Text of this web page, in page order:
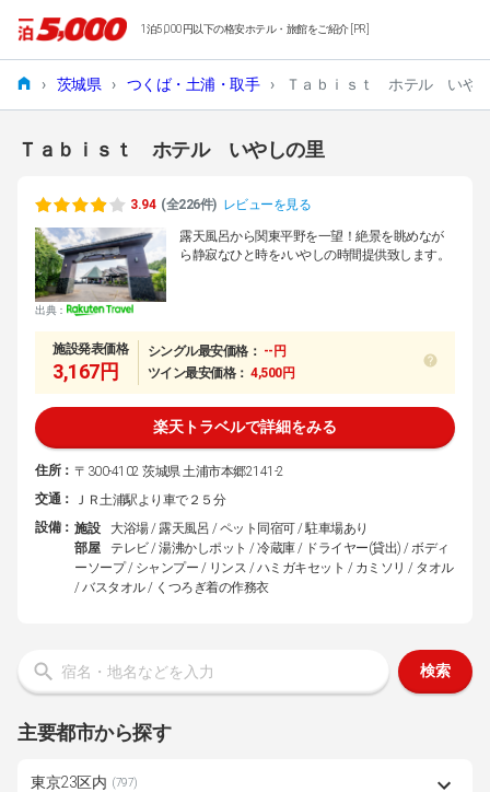
1泊5,000円以下の格安ホテル・旅館をご紹介 [PR]
› 茨城県 › つくば・土浦・取手 › Ｔａｂｉｓｔ ホテル いや
Ｔａｂｉｓｔ ホテル いやしの里
3.94 (全226件) レビューを見る
出典：
露天風呂から関東平野を一望！絶景を眺めなが
ら静寂なひと時を♪いやしの時間提供致します。
施設発表価格
3,167円
シングル最安価格： --円
ツイン最安価格：4,500円
楽天トラベルで詳細をみる
住所： 〒300-4102 茨城県 土浦市本郷2141-2
交通：
ＪＲ土浦駅より車で２５分
設備： 施設
大浴場 / 露天風呂 / ペット同宿可 / 駐車場あり
部屋
テレビ / 湯沸かしポット / 冷蔵庫 / ドライヤー(貸出) / ボディ
ーソープ / シャンプー / リンス / ハミガキセット / カミソリ / タオル
/ バスタオル / くつろぎ着の作務衣
検索
主要都市から探す
東京23区内 (797)